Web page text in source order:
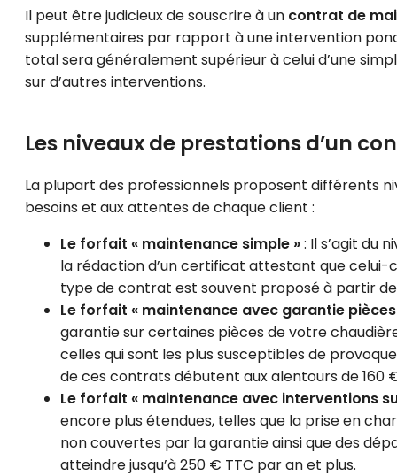
Il peut être judicieux de souscrire à un contrat de
supplémentaires par rapport à une intervention
total sera généralement supérieur à celui d’une
sur d’autres interventions.
Les niveaux de prestations d’un
La plupart des professionnels proposent différents
besoins et aux attentes de chaque client :
Le forfait « maintenance simple »: Il s’agit du
la rédaction d’un certificat attestant que celui-
type de contrat est souvent proposé à partir de
Le forfait « maintenance avec garantie pièces
garantie sur certaines pièces de votre
celles qui sont les plus susceptibles de
de ces contrats débutent aux alentours de 160
Le forfait « maintenance avec interventions
encore plus étendues, telles que la prise en
non couvertes par la garantie ainsi que des
atteindre jusqu’à 250 € TTC par an et plus.